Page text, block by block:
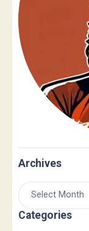
Archives
Categories